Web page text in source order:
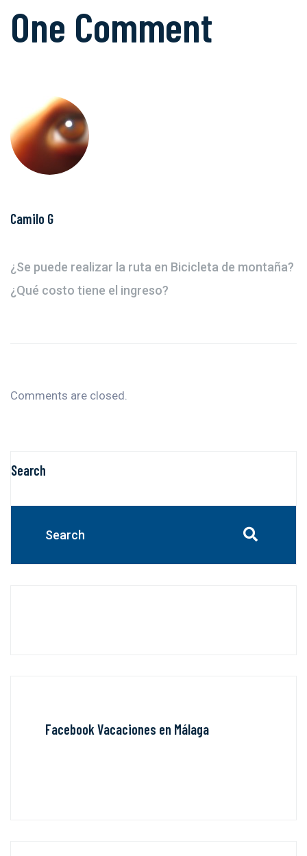
One Comment
Camilo G
¿Se puede realizar la ruta en Bicicleta de montaña?
¿Qué costo tiene el ingreso?
Comments are closed.
Search
Facebook Vacaciones en Málaga